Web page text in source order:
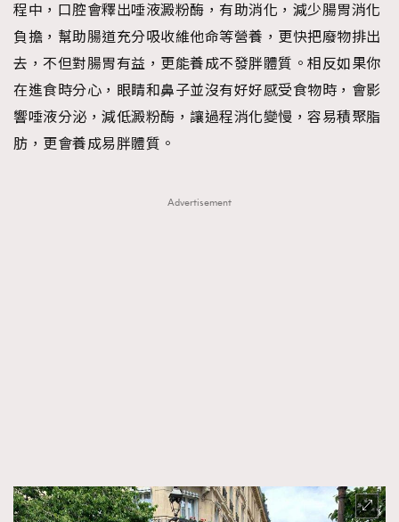
程中，口腔會釋出唾液澱粉酶，有助消化，減少腸胃消化
負擔，幫助腸道充分吸收維他命等營養，更快把廢物排出
去，不但對腸胃有益，更能養成不發胖體質。相反如果你
在進食時分心，眼睛和鼻子並沒有好好感受食物時，會影
響唾液分泌，減低澱粉酶，讓過程消化變慢，容易積聚脂
肪，更會養成易胖體質。
Advertisement